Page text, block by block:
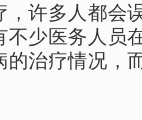
，许多人都会
不少医务人员
的治疗情况，